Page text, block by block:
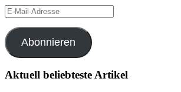
E-
Mail-
Adresse
Abonnieren
Aktuell beliebteste Artikel